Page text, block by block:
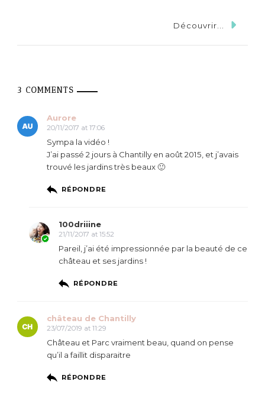
Découvrir...
3 COMMENTS
Aurore
20/11/2017 at 17:06
Sympa la vidéo !
J’ai passé 2 jours à Chantilly en août 2015, et j’avais
trouvé les jardins très beaux 🙂
RÉPONDRE
100driiine
21/11/2017 at 15:52
Pareil, j’ai été impressionnée par la beauté de ce
château et ses jardins !
RÉPONDRE
château de Chantilly
23/07/2019 at 11:29
Château et Parc vraiment beau, quand on pense
qu’il a faillit disparaitre
RÉPONDRE